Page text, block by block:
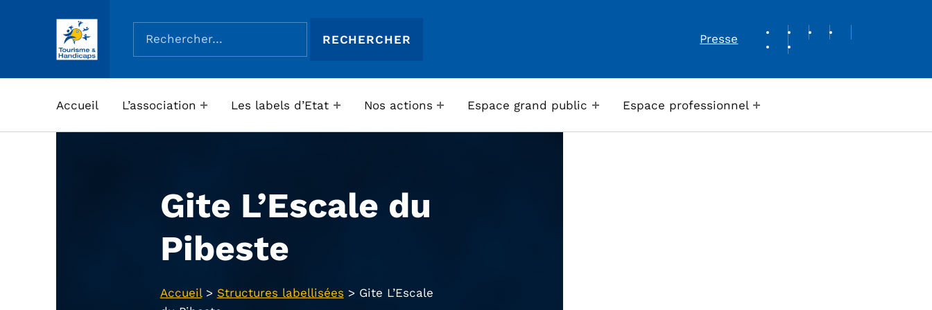
ASSOCIATION TOURISME ET HANDICAPS
Rechercher :
Presse
REVUE DE PRESSE
Accueil L’association Les labels d’Etat Nos actions Espace grand public Espace professionnel
Gite L’Escale du
Pibeste
Accueil> Structures labellisées > Gite L’Escale